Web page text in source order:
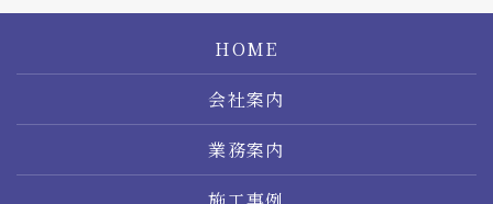
HOME
会社案内
業務案内